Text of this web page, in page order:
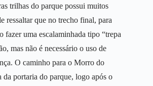
trilhas do parque possui muitos
ressaltar que no trecho final, para
fazer uma escalaminhada tipo “trepa
mas não é necessário o uso de
O caminho para o Morro do
portaria do parque, logo após o